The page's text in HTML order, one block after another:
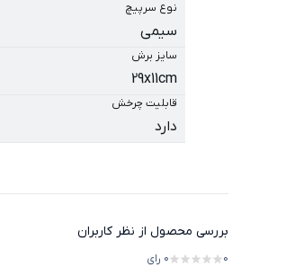
نوع سرپیچ
سیمی
سایز برش
29x11cm
قابلیت چرخش
دارد
بررسی محصول از نظر کاربران
0
0 رای